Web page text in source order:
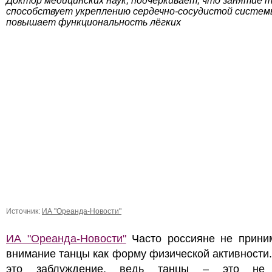
способствует укреплению сердечно-сосудистой
повышает функциональность лёгких
Источник: ИА "Ореанда-Новости"
ИА "Ореанда-Новости"Часто россияне не
внимание танцы как форму физической
это заблуждение, ведь танцы – это не